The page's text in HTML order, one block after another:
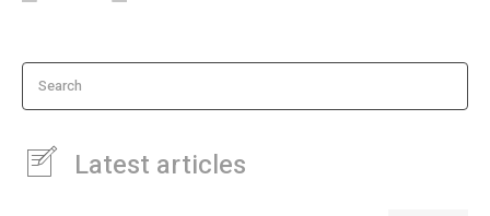
Search
Latest articles